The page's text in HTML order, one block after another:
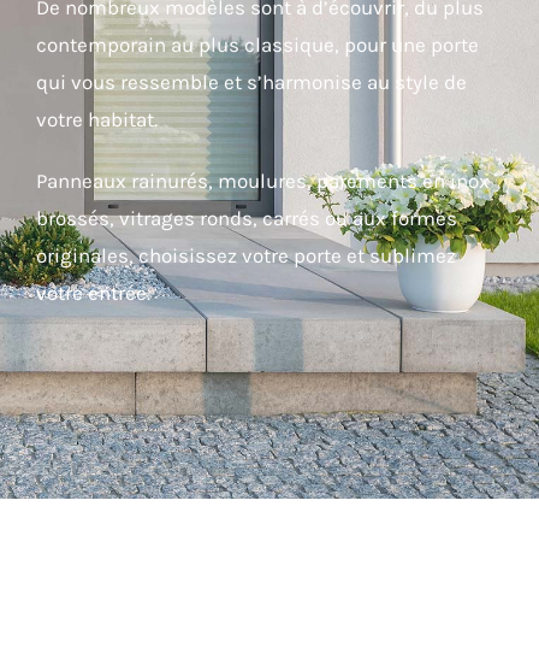
De nombreux modèles sont à d’écouvrir, du plus
contemporain au plus classique, pour une porte
qui vous ressemble et s’harmonise au style de
votre habitat.
Panneaux rainurés, moulures, parements en inox
brossés, vitrages ronds, carrés ou aux formes
originales, choisissez votre porte et sublimez
votre entrée.